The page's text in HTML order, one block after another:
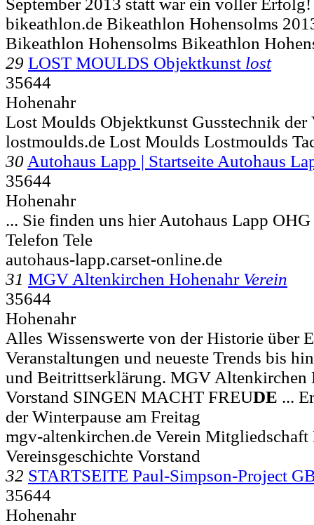
bikeathlon.de Bikeathlon Hohensolms
Bikeathlon Hohensolms Bikeathlon
29 LOST MOULDS Objektkunst lost
35644
Hohenahr
Lost Moulds Objektkunst Gusstechnik der
lostmoulds.de Lost Moulds Lostmoulds
30 Autohaus Lapp | Startseite Autohaus
35644
Hohenahr
... Sie finden uns hier Autohaus Lapp
Telefon Tele
autohaus-lapp.carset-online.de
31 MGV Altenkirchen Hohenahr Verein
35644
Hohenahr
Alles Wissenswerte von der Historie über
Veranstaltungen und neueste Trends bis
und Beitrittserklärung. MGV Altenkirchen
Vorstand SINGEN MACHT FREUDE ...
der Winterpause am Freitag
mgv-altenkirchen.de Verein
Vereinsgeschichte Vorstand
32 STARTSEITE Paul-Simpson-Project
35644
Hohenahr